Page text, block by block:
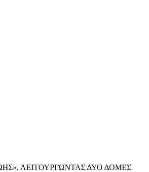
ΛΕΙΤΟΥΡΓΩΝΤΑΣ ΔΥΟ ΔΟΜΕΣ